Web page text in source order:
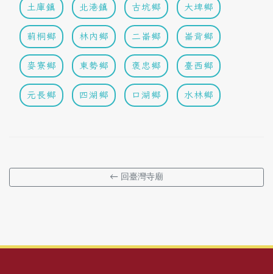
土庫鎮 北港鎮 古坑鄉 大埤鄉
莿桐鄉 林內鄉 二崙鄉 崙背鄉
麥寮鄉 東勢鄉 褒忠鄉 臺西鄉
元長鄉 四湖鄉 口湖鄉 水林鄉
← 回臺灣寺廟